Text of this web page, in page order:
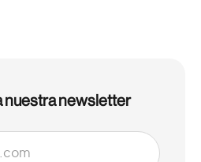
nuestra newsletter